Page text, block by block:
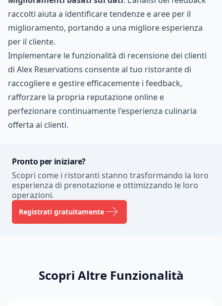
raccolti aiuta a identificare tendenze e aree per il
miglioramento, portando a una migliore esperienza
per il cliente.
Implementare le funzionalità di recensione dei clienti
di Alex Reservations consente al tuo ristorante di
raccogliere e gestire efficacemente i feedback,
rafforzare la propria reputazione online e
perfezionare continuamente l'esperienza culinaria
offerta ai clienti.
Pronto per iniziare?
Scopri come i ristoranti stanno trasformando la loro
esperienza di prenotazione e ottimizzando le loro
operazioni.
Registrati gratuitamente
Scopri Altre Funzionalità